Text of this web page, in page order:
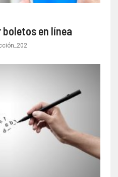
en línea